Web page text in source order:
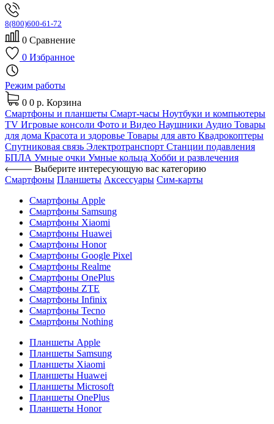
8(800)600-61-72
0 Сравнение
0 Избранное
Режим работы
0 0 р. Корзина
Смартфоны и планшеты Смарт-часы Ноутбуки и компьютеры
TV Игровые консоли Фото и Видео Наушники Аудио Товары
для дома Красота и здоровье Товары для авто Квадрокоптеры
Спутниковая связь Электротранспорт Станции подавления
БПЛА Умные очки Умные кольца Хобби и развлечения
Выберите интересующую вас категорию
Смартфоны Планшеты Аксессуары Сим-карты
Смартфоны Apple
Смартфоны Samsung
Смартфоны Xiaomi
Смартфоны Huawei
Смартфоны Honor
Смартфоны Google Pixel
Смартфоны Realme
Смартфоны OnePlus
Смартфоны ZTE
Смартфоны Infinix
Смартфоны Tecno
Смартфоны Nothing
Планшеты Apple
Планшеты Samsung
Планшеты Xiaomi
Планшеты Huawei
Планшеты Microsoft
Планшеты OnePlus
Планшеты Honor